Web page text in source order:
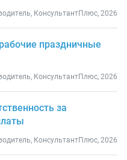
КонсультантПлюс, 2026
праздничные
КонсультантПлюс, 2026
за
КонсультантПлюс, 2026